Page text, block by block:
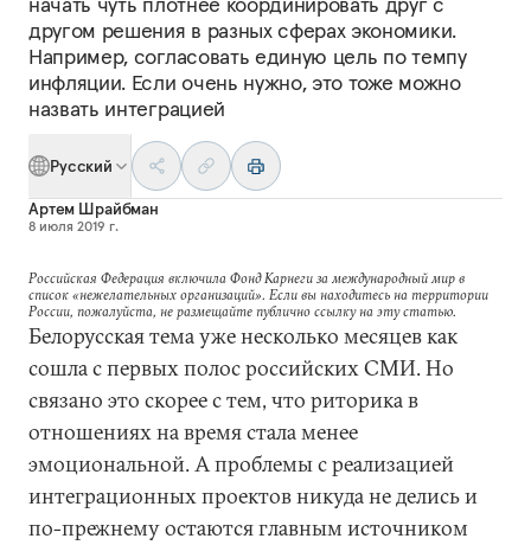
другом решения в разных сферах экономики.
Например, согласовать единую цель по темпу
инфляции. Если очень нужно, это тоже можно
назвать интеграцией
Русский
Артем Шрайбман
8 июля 2019 г.
Российская Федерация включила Фонд Карнеги за международный мир в
список «нежелательных организаций». Если вы находитесь на территории
России, пожалуйста, не размещайте публично ссылку на эту статью.
Белорусская тема уже несколько месяцев как
сошла с первых полос российских СМИ. Но
связано это скорее с тем, что риторика в
отношениях на время стала менее
эмоциональной. А проблемы с реализацией
интеграционных проектов никуда не делись и
по-прежнему остаются главным источником